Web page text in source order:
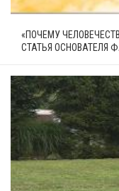
«ПОЧЕМУ
СТАТЬЯ ОСНОВАТЕЛЯ